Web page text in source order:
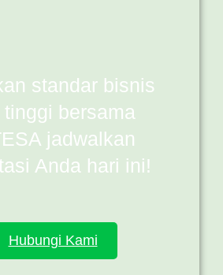
standar bisnis
tinggi bersama
jadwalkan
Anda hari ini!
Hubungi Kami